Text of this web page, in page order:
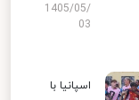
1405/05/
03
اسپانیا با